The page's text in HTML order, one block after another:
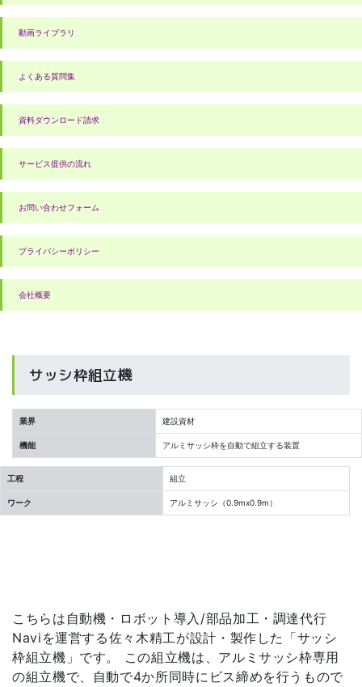
動画ライブラリ
よくある質問集
資料ダウンロード請求
サービス提供の流れ
お問い合わせフォーム
プライバシーポリシー
会社概要
サッシ枠組立機
業界 建設資材
機能 アルミサッシ枠を自動で組立する装置
工程 組立
ワーク アルミサッシ（0.9mx0.9m）
こちらは自動機・ロボット導入/部品加工・調達代行
Naviを運営する佐々木精工が設計・製作した「サッシ
枠組立機」です。 この組立機は、アルミサッシ枠専用
の組立機で、自動で4か所同時にビス締めを行うもので